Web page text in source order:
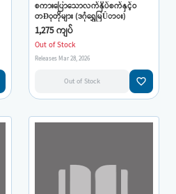
စကားပြောသောလက်နှိပ်စက်နှင့်ဝ
တÐုတိုများ (ဒဂုံရွှေမြÛား)
1,275 ကျပ်
Out of Stock
Releases Mar 28, 2026
Out of Stock favorite_border